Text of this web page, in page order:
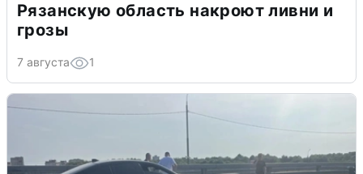
Рязанскую область накроют ливни и
грозы
7 августа 1